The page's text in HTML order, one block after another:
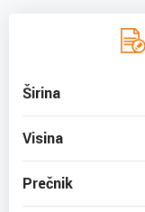
Širina
Visina
Prečnik